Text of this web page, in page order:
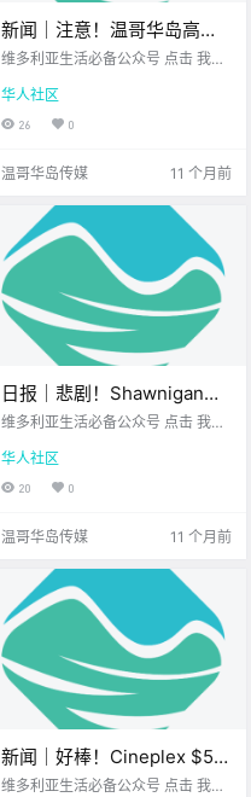
新闻｜注意！温哥华岛高温
预警来袭！维多利亚超人气
维多利亚生活必备公众号 点击 我在
想一直在你身边 大家周一好呀~ 新
的一周状态如何 希望你开了个好头
华人社区
26 0
温哥华岛传媒 11 个月前
日报｜悲剧！Shawnigan
Lake12岁少年车祸身亡！维
破坏！
维多利亚生活必备公众号 点击 我在
华人社区
20 0
温哥华岛传媒 11 个月前
新闻｜好棒！Cineplex $5观
影&爆米花活动限时回归！
维多利亚生活必备公众号 点击 我在